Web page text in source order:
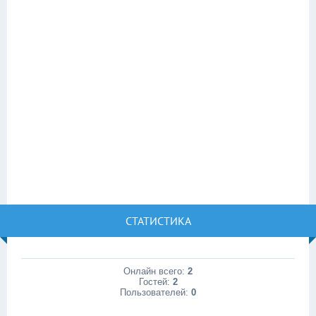
СТАТИСТИКА
Онлайн всего: 2
Гостей: 2
Пользователей: 0